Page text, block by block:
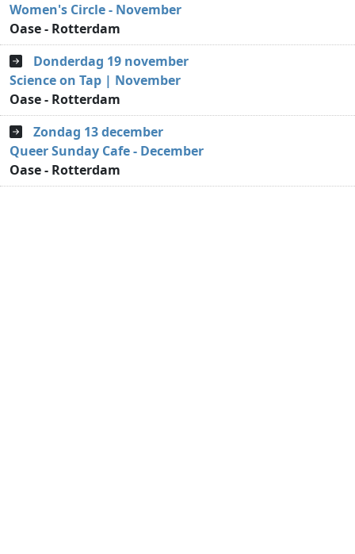
Women's Circle - November
Oase - Rotterdam
Donderdag 19 november
Science on Tap | November
Oase - Rotterdam
Zondag 13 december
Queer Sunday Cafe - December
Oase - Rotterdam